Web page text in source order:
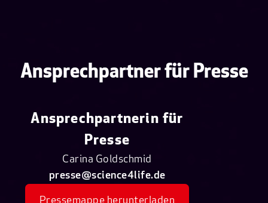
Ansprechpartner für Presse
Ansprechpartnerin für
Presse
Carina Goldschmid
presse@science4life.de
Pressemappe herunterladen